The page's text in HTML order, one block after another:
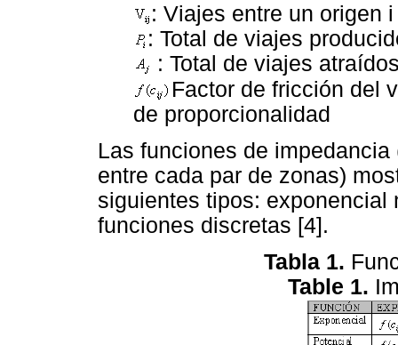
: Viajes entre un origen
: Total de viajes
: Total de viajes
Factor de fricción del
de proporcionalidad
Las funciones de
entre cada par de zonas)
siguientes tipos:
funciones discretas [4].
Tabla 1.
Table 1.